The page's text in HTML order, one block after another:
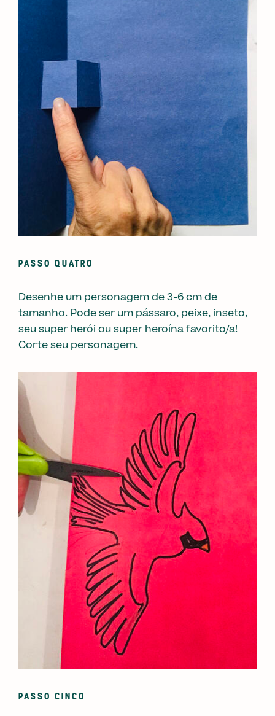
PASSO QUATRO
Desenhe um personagem de 3-6 cm de
tamanho. Pode ser um pássaro, peixe, inseto,
seu super herói ou super heroína favorito/a!
Corte seu personagem.
PASSO CINCO